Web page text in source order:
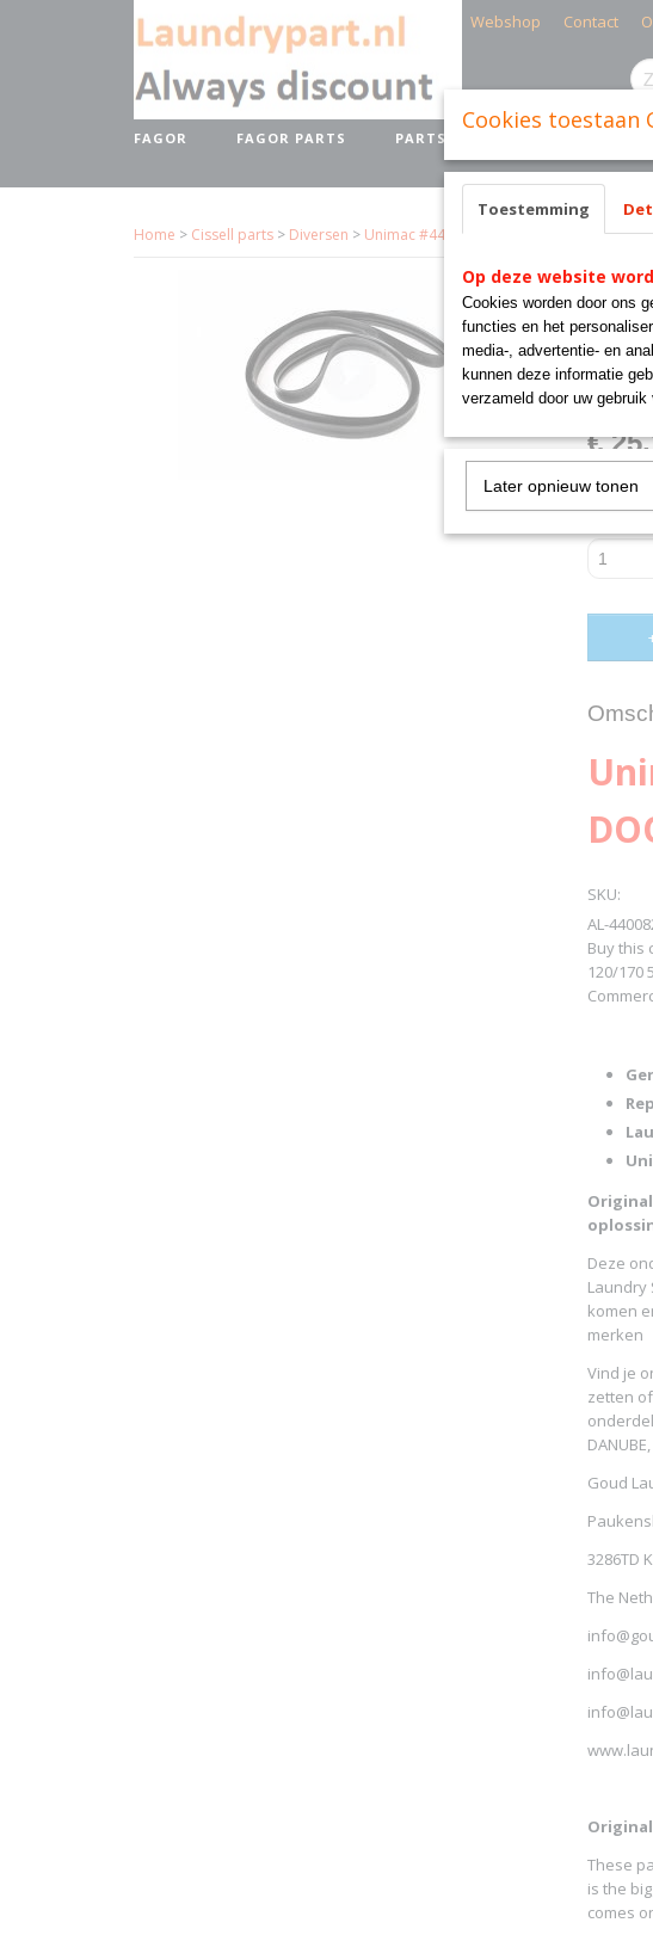
Webshop Contact
FAGOR FAGOR PARTS PARTS BRANDS MIELE
Home > Cissell parts > Diversen > Unimac #44008201P Dryer GASKET
€
✓Op
SKU:
AL-
Buy this
120/170
Deze
Laundry
komen
merken
Vind je
zetten
Goud
3286TD
The
Original
These
is the
comes
Cookies toestaan
Toestemming
Op deze website
Cookies worden door ons
functies en het
media-, advertentie- en
kunnen deze informatie
verzameld door uw
Later opnieuw tonen